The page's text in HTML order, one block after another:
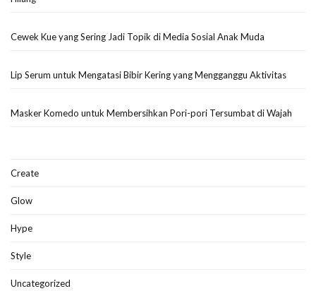
Cewek Kue yang Sering Jadi Topik di Media Sosial Anak Muda
Lip Serum untuk Mengatasi Bibir Kering yang Mengganggu Aktivitas
Masker Komedo untuk Membersihkan Pori-pori Tersumbat di Wajah
Create
Glow
Hype
Style
Uncategorized